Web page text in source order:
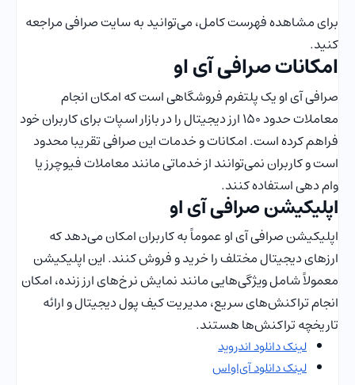
برای مشاهده فهرست کامل، می‌توانید به سایت صرافی مراجعه
کنید.
امکانات صرافی آی او
صرافی آی او یک پلتفرم فروشگاهی است که امکان انجام
معاملات حدود 150 ارز دیجیتال را در بازار اسپات برای کاربران خود
فراهم کرده است. امکانات و خدمات این صرافی تقریبا محدود
است و کاربران نمی‌توانند از خدماتی مانند معاملات فیوچرز یا
وام دهی استفاده کنند.
اپلیکیشن صرافی آی او
اپلیکیشن‌ صرافی آی او عموماً به کاربران امکان می‌دهد که
ارزهای دیجیتال مختلف را خرید و فروش کنند. این اپلیکیشن
معمولاً شامل ویژگی‌هایی مانند نمایش نرخ‌های ارز زنده، امکان
انجام تراکنش‌های سریع، مدیریت کیف پول‌ دیجیتال و ارائه
تاریخچه تراکنش‌ها هستند.
لینک دانلود اندروید
لینک دانلود آی‌اواس